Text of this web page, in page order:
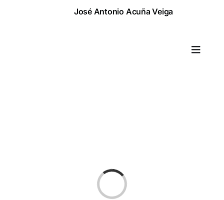
José Antonio Acuña Veiga
Toggle
Cargando...